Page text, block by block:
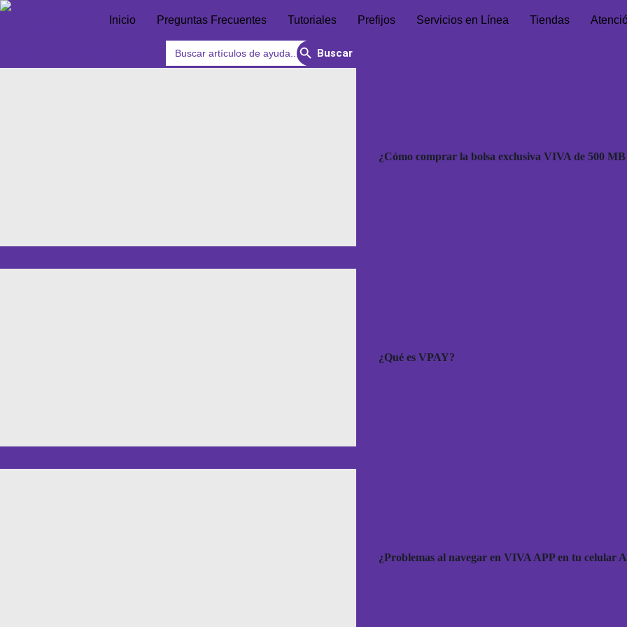
Inicio Preguntas Frecuentes Tutoriales Prefijos Servicios en Línea Tiendas
for:
Search Button
¿Cómo comprar la bolsa exclusiva VIVA de 500 MB
¿Qué es VPAY?
¿Problemas al navegar en VIVA APP en tu celular